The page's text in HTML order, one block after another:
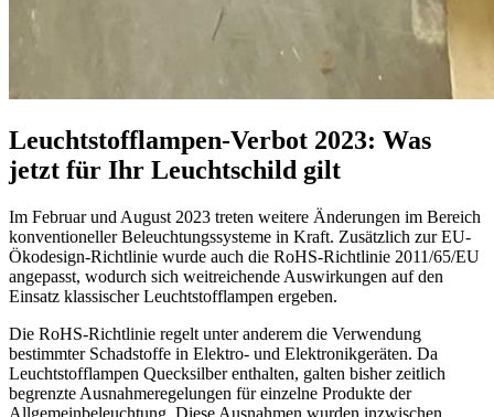
Leuchtstofflampen-Verbot 2023: Was
jetzt für Ihr Leuchtschild gilt
Im Februar und August 2023 treten weitere Änderungen im Bereich
konventioneller Beleuchtungssysteme in Kraft. Zusätzlich zur EU-
Ökodesign-Richtlinie wurde auch die RoHS-Richtlinie 2011/65/EU
angepasst, wodurch sich weitreichende Auswirkungen auf den
Einsatz klassischer Leuchtstofflampen ergeben.
Die RoHS-Richtlinie regelt unter anderem die Verwendung
bestimmter Schadstoffe in Elektro- und Elektronikgeräten. Da
Leuchtstofflampen Quecksilber enthalten, galten bisher zeitlich
begrenzte Ausnahmeregelungen für einzelne Produkte der
Allgemeinbeleuchtung. Diese Ausnahmen wurden inzwischen